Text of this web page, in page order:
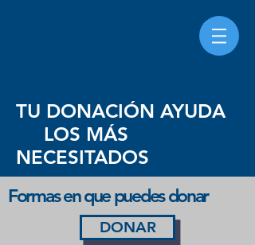
TU DONACIÓN AYUDA
LOS MÁS
NECESITADOS
Formas en que puedes donar
DONAR